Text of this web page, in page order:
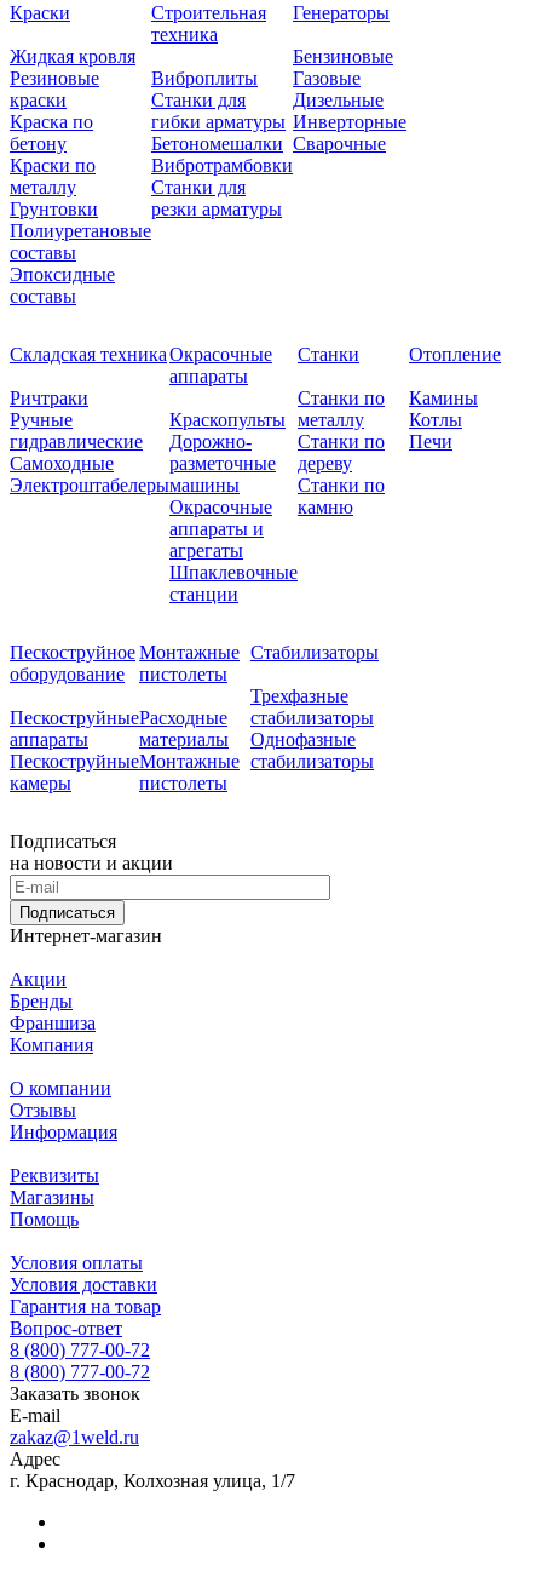
Краски
Жидкая кровля
Резиновые
краски
Краска по
бетону
Краски по
металлу
Грунтовки
Полиуретановые
составы
Эпоксидные
составы
Строительная
техника
Виброплиты
Станки для
гибки арматуры
Бетономешалки
Вибротрамбовки
Станки для
резки арматуры
Генераторы
Бензиновые
Газовые
Дизельные
Инверторные
Сварочные
Складская техника
Ричтраки
Ручные
гидравлические
Самоходные
Электроштабелеры
Окрасочные
аппараты
Краскопульты
Дорожно-
разметочные
машины
Окрасочные
аппараты и
агрегаты
Шпаклевочные
станции
Станки
Станки по
металлу
Станки по
дереву
Станки по
камню
Отопление
Камины
Котлы
Печи
Пескоструйное
оборудование
Пескоструйные
аппараты
Пескоструйные
камеры
Монтажные
пистолеты
Расходные
материалы
Монтажные
пистолеты
Стабилизаторы
Трехфазные
стабилизаторы
Однофазные
стабилизаторы
Подписаться
на новости и акции
Подписаться
Интернет-магазин
Акции
Бренды
Франшиза
Компания
О компании
Отзывы
Информация
Реквизиты
Магазины
Помощь
Условия оплаты
Условия доставки
Гарантия на товар
Вопрос-ответ
8 (800) 777-00-72
8 (800) 777-00-72
Заказать звонок
E-mail
zakaz@1weld.ru
Адрес
г. Краснодар, Колхозная улица, 1/7